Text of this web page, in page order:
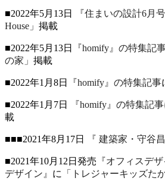
■2022年5月13日 『住まいの設計6月号
House」 掲載
■2022年5月13日 『homify』の特集記
の家」 掲載
■2022年1月8日 『homify』の特集記事
■2022年1月7日 『homify』の特集記事
載
■■■2021年8月17日 『 建築家・守谷
■2021年10月12日発売 『オフィスデ
デザイン』 に 「トレジャーキッズた